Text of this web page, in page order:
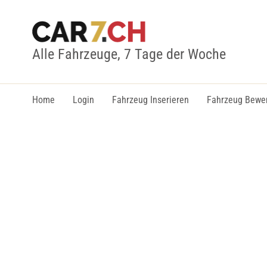
Alle Fahrzeuge, 7 Tage der Woche
Home Login Fahrzeug Inserieren Fahrzeug